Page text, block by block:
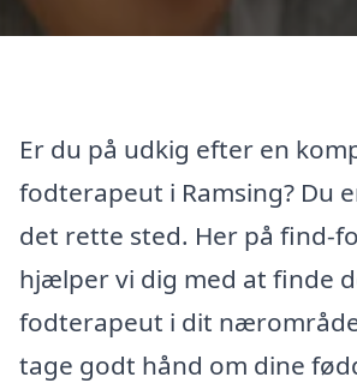
Er du på udkig efter en
fodterapeut i Ramsing? Du
det rette sted. Her på find-
hjælper vi dig med at finde
fodterapeut i dit
tage godt hånd om dine